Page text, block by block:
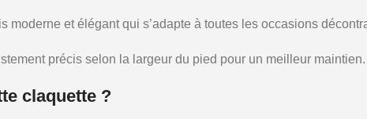
moderne et élégant qui s’adapte à toutes les occasions
précis selon la largeur du pied pour un meilleur maintien.
claquette ?